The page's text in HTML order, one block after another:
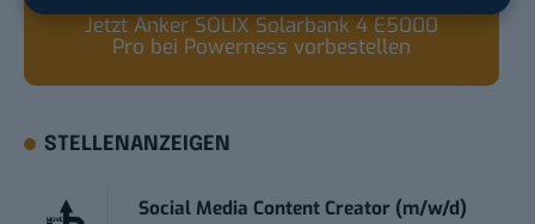
Jetzt Anker SOLIX Solarbank 4 E5000
Pro bei Powerness vorbestellen
STELLENANZEIGEN
Social Media Content Creator (m/w/d)